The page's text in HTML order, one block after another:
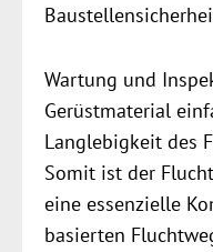
Wartung und
Gerüstmaterial
Lang­lebigkeit des
Somit ist der
eine essenzielle
basierten